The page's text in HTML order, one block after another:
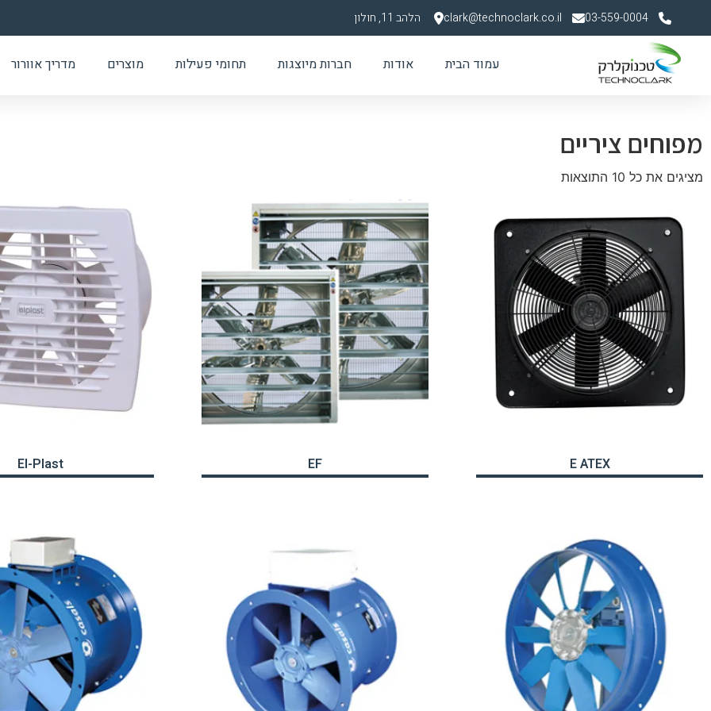
03-559-0004
clark@technoclark.co.il הלהב 11, חולון
עמוד הבית אודות חברות מיוצגות תחומי פעילות מוצרים מדריך אוורור
מפוחים ציריים
מציגים את כל ⁦10⁩ התוצאות
E ATEX
EF
El-Plast